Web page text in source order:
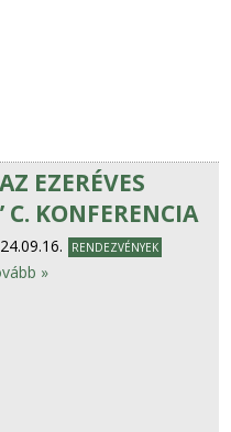
EZERÉVES
C. KONFERENCIA
RENDEZVÉNYEK
»